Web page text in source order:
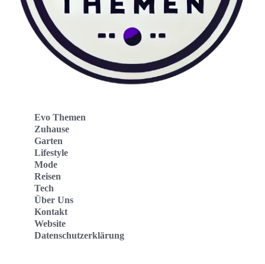
Evo Themen
Zuhause
Garten
Lifestyle
Mode
Reisen
Tech
Über Uns
Kontakt
Website
Datenschutzerklärung